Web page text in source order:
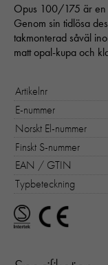
Opus 100/175 är en
Genom sin tidlösa
takmonterad såväl
matt opal-kupa och
Artikelnr
E-nummer
Norskt El-nummer
Finskt S-nummer
EAN / GTIN
Typbeteckning